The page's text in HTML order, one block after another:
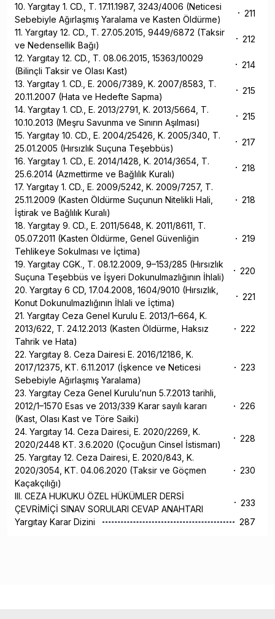
10. Yargıtay 1. CD., T. 17.11.1987, 3243/4006 (Neticesi
Sebebiyle Ağırlaşmış Yaralama ve Kasten Öldürme)
211
11. Yargıtay 12. CD., T. 27.05.2015, 9449/6872 (Taksir
ve Nedensellik Bağı)
212
12. Yargıtay 12. CD., T. 08.06.2015, 15363/10029
(Bilinçli Taksir ve Olası Kast)
214
13. Yargıtay 1. CD., E. 2006/7389, K. 2007/8583, T.
20.11.2007 (Hata ve Hedefte Sapma)
215
14. Yargıtay 1. CD., E. 2013/2791, K. 2013/5664, T.
10.10.2013 (Meşru Savunma ve Sınırın Aşılması)
215
15. Yargıtay 10. CD., E. 2004/25426, K. 2005/340, T.
25.01.2005 (Hırsızlık Suçuna Teşebbüs)
217
16. Yargıtay 1. CD., E. 2014/1428, K. 2014/3654, T.
25.6.2014 (Azmettirme ve Bağlılık Kuralı)
218
17. Yargıtay 1. CD., E. 2009/5242, K. 2009/7257, T.
25.11.2009 (Kasten Öldürme Suçunun Nitelikli Hali,
İştirak ve Bağlılık Kuralı)
218
18. Yargıtay 9. CD., E. 2011/5648, K. 2011/8611, T.
05.07.2011 (Kasten Öldürme, Genel Güvenliğin
Tehlikeye Sokulması ve İçtima)
219
19. Yargıtay CGK., T. 08.12.2009, 9–153/285 (Hırsızlık
Suçuna Teşebbüs ve İşyeri Dokunulmazlığının İhlali)
220
20. Yargıtay 6 CD, 17.04.2008, 1604/9010 (Hırsızlık,
Konut Dokunulmazlığının İhlali ve İçtima)
221
21. Yargıtay Ceza Genel Kurulu E. 2013/1–664, K.
2013/622, T. 24.12.2013 (Kasten Öldürme, Haksız
Tahrik ve Hata)
222
22. Yargıtay 8. Ceza Dairesi E. 2016/12186, K.
2017/12375, KT. 6.11.2017 (İşkence ve Neticesi
Sebebiyle Ağırlaşmış Yaralama)
223
23. Yargıtay Ceza Genel Kurulu’nun 5.7.2013 tarihli,
2012/1–1570 Esas ve 2013/339 Karar sayılı kararı
(Kast, Olası Kast ve Töre Saiki)
226
24. Yargıtay 14. Ceza Dairesi, E. 2020/2269, K.
2020/2448 KT. 3.6.2020 (Çocuğun Cinsel İstismarı)
228
25. Yargıtay 12. Ceza Dairesi, E. 2020/843, K.
2020/3054, KT. 04.06.2020 (Taksir ve Göçmen
Kaçakçılığı)
230
III. CEZA HUKUKU ÖZEL HÜKÜMLER DERSİ
ÇEVRİMİÇİ SINAV SORULARI CEVAP ANAHTARI
233
Yargıtay Karar Dizini
287